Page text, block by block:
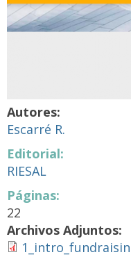
Autores:
Escarré R.
Editorial:
RIESAL
Páginas:
22
Archivos Adjuntos: